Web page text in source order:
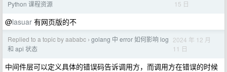
Python 课程资源
15 日
@lasuar 有网页版的不
Replied to a topic by aababc › golang 中 error 如何影响 log
和 api 状态
2024 年 12 月
11 日
中间件层可以定义具体的错误码告诉调用方，而调用方在错误的时候